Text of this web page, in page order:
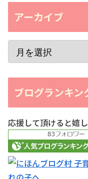
アーカイブ
ブログランキン
応援して頂けると嬉